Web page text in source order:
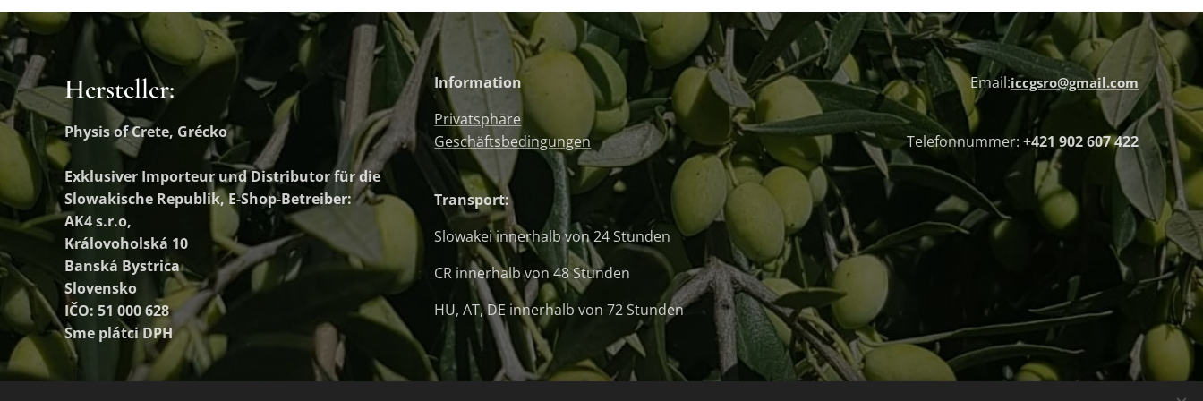
Hersteller:
Physis of Crete, Grécko
Exklusiver Importeur und Distributorfür die
Slowakische Republik, E-Shop-Betreiber:
AK4 s.r.o,
Královoholská 10
Banská Bystrica
Slovensko
IČO: 51 000 628
Sme plátci DPH
Information
Privatsphäre
Geschäftsbedingungen
Transport:
Slowakei innerhalb von 24 Stunden
CR innerhalb von 48 Stunden
HU, AT, DE innerhalb von 72 Stunden
Email:iccgsro@gmail.com
Telefonnummer: +421 902 607 422